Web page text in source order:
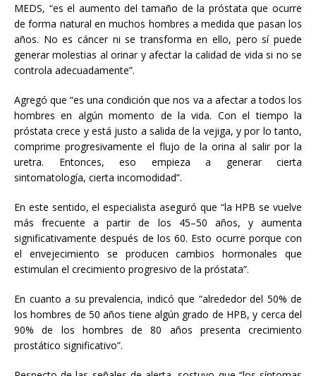
MEDS, “es el aumento del tamaño de la próstata que ocurre
de forma natural en muchos hombres a medida que pasan los
años. No es cáncer ni se transforma en ello, pero sí puede
generar molestias al orinar y afectar la calidad de vida si no se
controla adecuadamente”.
Agregó que “es una condición que nos va a afectar a todos los
hombres en algún momento de la vida. Con el tiempo la
próstata crece y está justo a salida de la vejiga, y por lo tanto,
comprime progresivamente el flujo de la orina al salir por la
uretra. Entonces, eso empieza a generar cierta
sintomatología, cierta incomodidad”.
En este sentido, el especialista aseguró que “la HPB se vuelve
más frecuente a partir de los 45–50 años, y aumenta
significativamente después de los 60. Esto ocurre porque con
el envejecimiento se producen cambios hormonales que
estimulan el crecimiento progresivo de la próstata”.
En cuanto a su prevalencia, indicó que “alrededor del 50% de
los hombres de 50 años tiene algún grado de HPB, y cerca del
90% de los hombres de 80 años presenta crecimiento
prostático significativo”.